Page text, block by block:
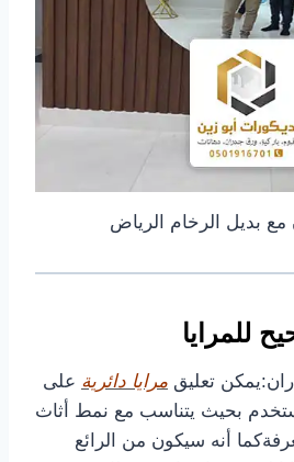
مع بديل الرخام الرياض
للمرايا
تعليق مرايا دائرية على
بحيث يتناسب مع نمط أثاث
أنه سيكون من الرائع